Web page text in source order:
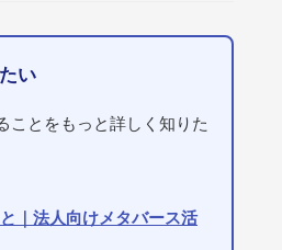
い
ことをもっと詳しく知りた
｜法人向けメタバース活